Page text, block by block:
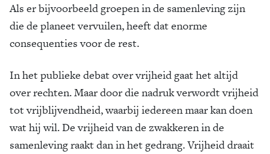
Als er bijvoorbeeld groepen in de samenleving zijn
die de planeet vervuilen, heeft dat enorme
consequenties voor de rest.
In het publieke debat over vrijheid gaat het altijd
over rechten. Maar door die nadruk verwordt vrijheid
tot vrijblijvendheid, waarbij iedereen maar kan doen
wat hij wil. De vrijheid van de zwakkeren in de
samenleving raakt dan in het gedrang. Vrijheid draait